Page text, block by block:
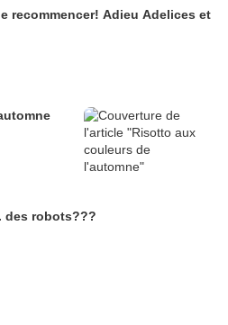
recommencer! Adieu Adelices et
des robots???